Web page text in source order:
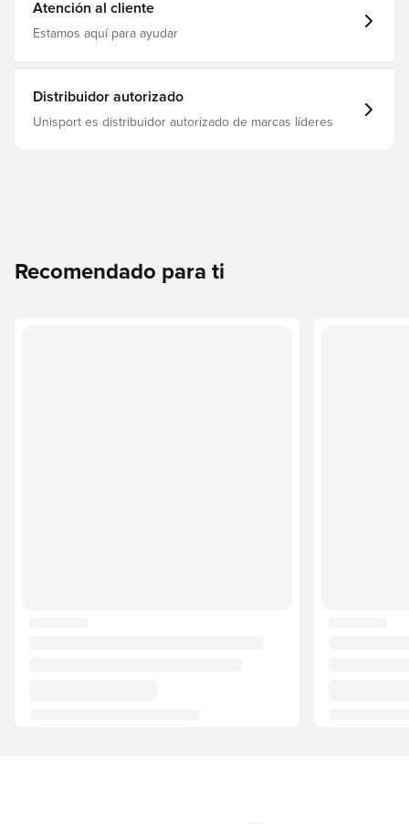
Atención al cliente
Estamos aquí para ayudar
Distribuidor autorizado
Unisport es distribuidor autorizado de marcas líderes
Recomendado para ti